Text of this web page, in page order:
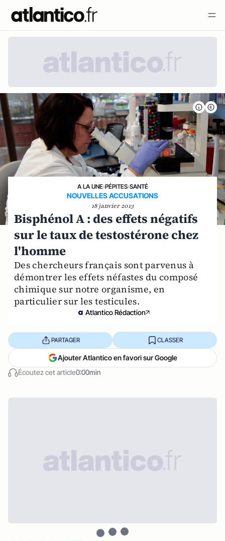
A LA UNE›PÉPITES›SANTÉ
NOUVELLES ACCUSATIONS
18 janvier 2013
Bisphénol A : des effets négatifs
sur le taux de testostérone chez
l'homme
Des chercheurs français sont parvenus à
démontrer les effets néfastes du composé
chimique sur notre organisme, en
particulier sur les testicules.
Atlantico Rédaction
Écoutez cet article0:00min
PARTAGER CLASSER
Ajouter Atlantico en favori sur Google